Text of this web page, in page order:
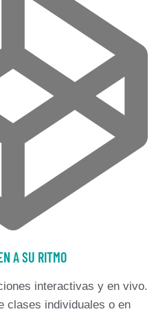
A SU RITMO
interactivas y en vivo.
clases individuales o en